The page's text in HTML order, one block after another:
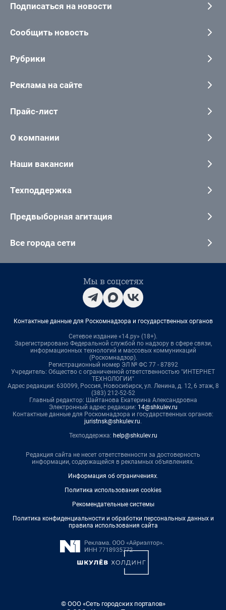
Подписаться на новости
Сообщить новость
Рубрики
Реклама на сайте
Прайс-лист
О компании
Наши вакансии
Техподдержка
Предвыборная агитация
Все города сети
Мы в соцсетях
Контактные данные для Роскомнадзора и государственных органов
Сетевое издание «14.ру» (18+).
Зарегистрировано Федеральной службой по надзору в сфере связи,
информационных технологий и массовых коммуникаций
(Роскомнадзор).
Регистрационный номер ЭЛ № ФС 77 - 87892
Учредитель: Общество с ограниченной ответственностью "ИНТЕРНЕТ
ТЕХНОЛОГИИ"
Адрес редакции: 630099, Россия, Новосибирск, ул. Ленина, д. 12, 6 этаж, 8
(383) 212-52-52
Главный редактор: Шайтанова Екатерина Александровна
Электронный адрес редакции: 14@shkulev.ru
Контактные данные для Роскомнадзора и государственных органов:
juristnsk@shkulev.ru.
Техподдержка: help@shkulev.ru
Редакция сайта не несет ответственности за достоверность
информации, содержащейся в рекламных объявлениях.
Информация об ограничениях.
Политика использования cookies
Рекомендательные системы
Политика конфиденциальности и обработки персональных данных и
правила использования сайта
© ООО «Сеть городских порталов»